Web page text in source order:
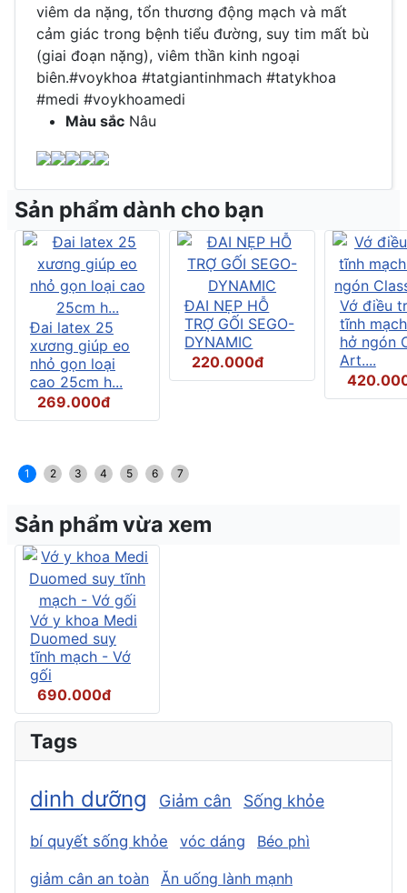
viêm da nặng, tổn thương động mạch và mất
cảm giác trong bệnh tiểu đường, suy tim mất bù
(giai đoạn nặng), viêm thần kinh ngoại
biên.#voykhoa #tatgiantinhmach #tatykhoa
#medi #voykhoamedi
Màu sắc Nâu
Sản phẩm dành cho bạn
Đai latex 25
xương giúp eo
nhỏ gọn loại
cao 25cm h...
269.000đ
ĐAI NẸP HỖ
TRỢ GỐI SEGO-
DYNAMIC
220.000đ
Vớ điều
tĩnh
hở ngón
Art....
1 2 3 4 5 6 7
Sản phẩm vừa xem
Vớ y khoa Medi
Duomed suy
tĩnh mạch - Vớ
gối
690.000đ
Tags
dinh dưỡng Giảm cân Sống khỏe
bí quyết sống khỏe vóc dáng Béo phì
giảm cân an toàn Ăn uống lành mạnh